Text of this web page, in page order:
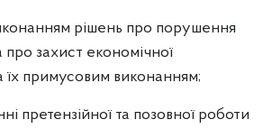
рішень про порушення
про захист економічної
їх примусовим виконанням;
претензійної та позовної роботи